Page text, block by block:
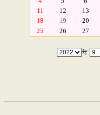
11
12 13
18
19 20
25
26 27
年